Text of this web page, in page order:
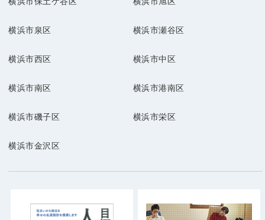
横浜市泉区 横浜市瀬谷区
横浜市西区 横浜市中区
横浜市南区 横浜市港南区
横浜市磯子区 横浜市栄区
横浜市金沢区